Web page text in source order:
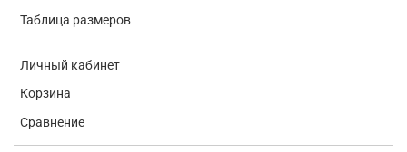
Таблица размеров
Личный кабинет
Корзина
Сравнение